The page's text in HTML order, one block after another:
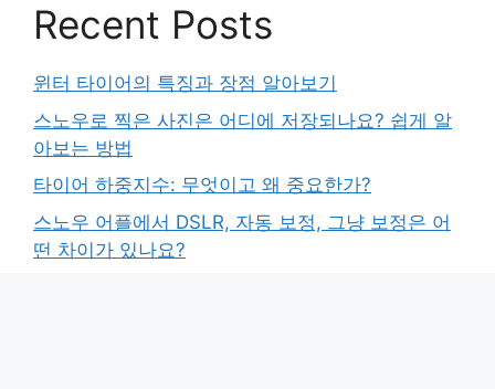
Recent Posts
윈터 타이어의 특징과 장점 알아보기
스노우로 찍은 사진은 어디에 저장되나요? 쉽게 알
아보는 방법
타이어 하중지수: 무엇이고 왜 중요한가?
스노우 어플에서 DSLR, 자동 보정, 그냥 보정은 어
떤 차이가 있나요?